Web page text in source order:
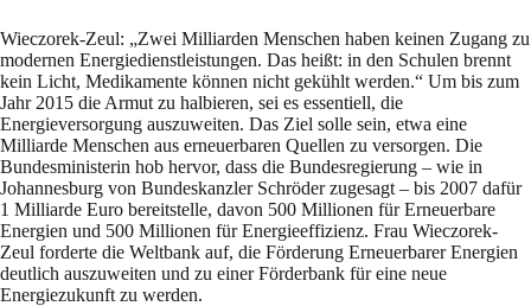
Wieczorek-Zeul: „Zwei Milliarden Menschen haben keinen Zugang zu
modernen Energiedienstleistungen. Das heißt: in den Schulen brennt
kein Licht, Medikamente können nicht gekühlt werden.“ Um bis zum
Jahr 2015 die Armut zu halbieren, sei es essentiell, die
Energieversorgung auszuweiten. Das Ziel solle sein, etwa eine
Milliarde Menschen aus erneuerbaren Quellen zu versorgen. Die
Bundesministerin hob hervor, dass die Bundesregierung – wie in
Johannesburg von Bundeskanzler Schröder zugesagt – bis 2007 dafür
1 Milliarde Euro bereitstelle, davon 500 Millionen für Erneuerbare
Energien und 500 Millionen für Energieeffizienz. Frau Wieczorek-
Zeul forderte die Weltbank auf, die Förderung Erneuerbarer Energien
deutlich auszuweiten und zu einer Förderbank für eine neue
Energiezukunft zu werden.